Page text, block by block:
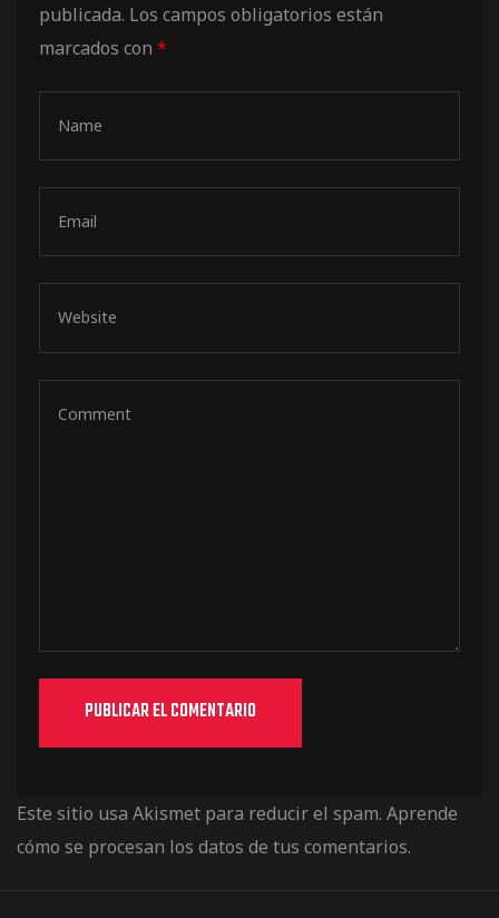
publicada. Los campos obligatorios están
marcados con *
Este sitio usa Akismet para reducir el spam. Aprende
cómo se procesan los datos de tus comentarios.
Series